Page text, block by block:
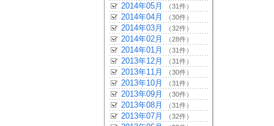
2014年05月 （31件）
2014年04月 （30件）
2014年03月 （32件）
2014年02月 （28件）
2014年01月 （31件）
2013年12月 （31件）
2013年11月 （30件）
2013年10月 （31件）
2013年09月 （30件）
2013年08月 （31件）
2013年07月 （32件）